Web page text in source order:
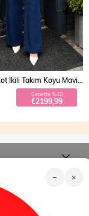
Mira Taşlı Kot İkili Takım Koyu Mavi 19286
Sepette %10
₺2199,99
− ×